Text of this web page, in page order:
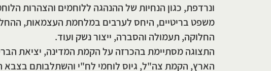
ונרדפת, כגון הנחיות של ההנהגה ללוחמים והצהרות
משפט בריטיים, היחס לערבים במלחמת העצמאות,
החלוקה, תעמולה והסברה, ייצור נשק ועוד.
התצוגה מסתיימת בהכרזה על הקמת המדינה, יציאת
הארץ, הקמת צה"ל, גיוס לוחמי לח"י והשתלבותם בצבא